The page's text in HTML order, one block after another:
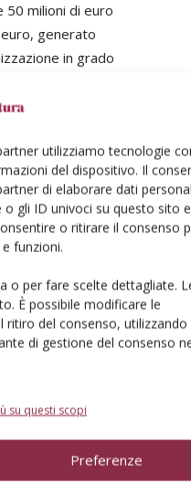
utilizziamo tecnologie
del dispositivo. Il
di elaborare dati
gli ID univoci su questo sito
o ritirare il consenso
funzioni.
o per fare scelte dettagliate.
È possibile modificare le
del consenso, utilizzando
di gestione del consenso
su questi scopi
Preferenze
50 milioni di euro
generato
in grado
Unifrutti Group :
nostro continuo
un asset
nostro
della
la quale
per
valore per tutti i
di rafforzare la
le nostre
infatti
la